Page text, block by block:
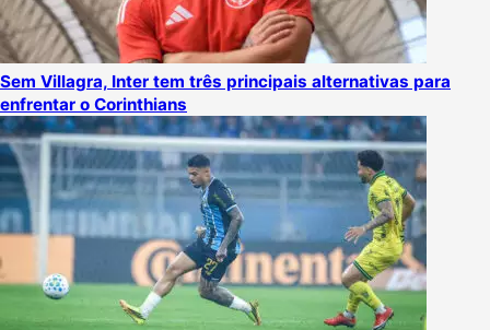
Sem Villagra, Inter tem três principais alternativas para
enfrentar o Corinthians